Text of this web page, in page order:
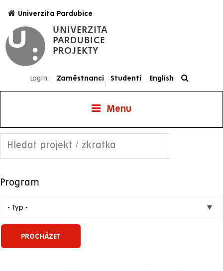
hlavnímu
obsahu
UNIVERZITA
PARDUBICE
PROJEKTY
Univerzita Pardubice
Login: Zaměstnanci
|
Studenti English
Menu
Program